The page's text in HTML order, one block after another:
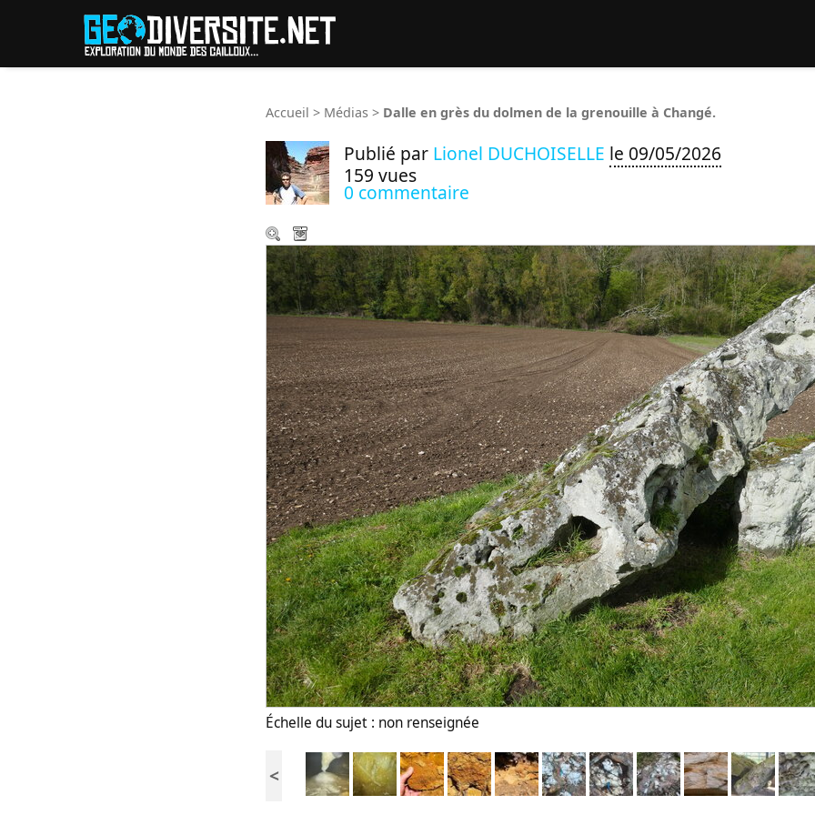
Accueil > Médias > Dalle en grès du dolmen de la grenouille à Changé.
Publié par Lionel DUCHOISELLE le 09/05/2026
159 vues
0 commentaire
Échelle du sujet : non renseignée
<